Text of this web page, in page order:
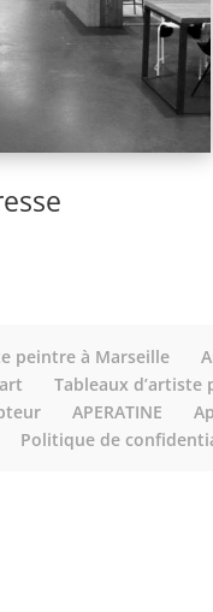
peintre à Marseille
Tableaux d’artiste
APERATINE
Politique de